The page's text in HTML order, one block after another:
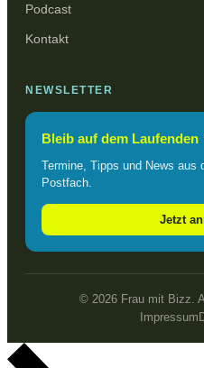
Podcast
Kontakt
NEWSLETTER
Bleib auf dem Laufenden
Termine, Tipps und News aus
Postfach.
Jetzt
© 2026 Frau mit Bizz.
Impressum